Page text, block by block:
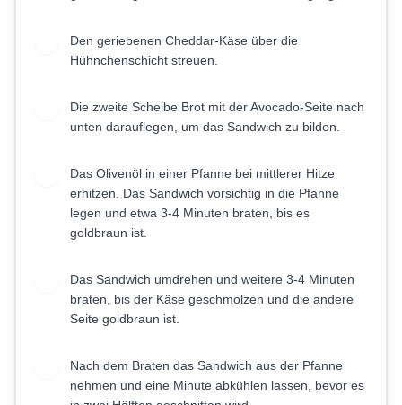
Den geriebenen Cheddar-Käse über die
Hühnchenschicht streuen.
Die zweite Scheibe Brot mit der Avocado-Seite nach
unten darauflegen, um das Sandwich zu bilden.
Das Olivenöl in einer Pfanne bei mittlerer Hitze
erhitzen. Das Sandwich vorsichtig in die Pfanne
legen und etwa 3-4 Minuten braten, bis es
goldbraun ist.
Das Sandwich umdrehen und weitere 3-4 Minuten
braten, bis der Käse geschmolzen und die andere
Seite goldbraun ist.
Nach dem Braten das Sandwich aus der Pfanne
nehmen und eine Minute abkühlen lassen, bevor es